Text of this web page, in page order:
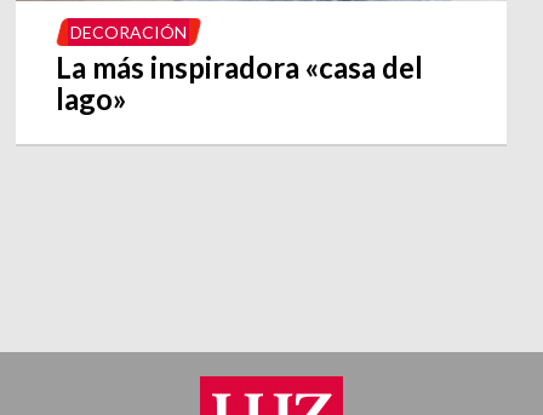
DECORACIÓN
La más inspiradora «casa del
lago»